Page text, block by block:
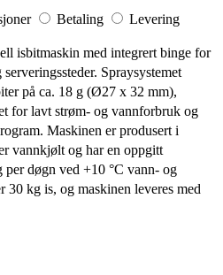
Betaling Levering
isbitmaskin med integrert binge for
Spraysystemet
på ca. 18 g (Ø27 x 32 mm),
for lavt strøm- og vannforbruk og
Maskinen er produsert i
vannkjølt og har en oppgitt
per døgn ved +10 °C vann- og
30 kg is, og maskinen leveres med